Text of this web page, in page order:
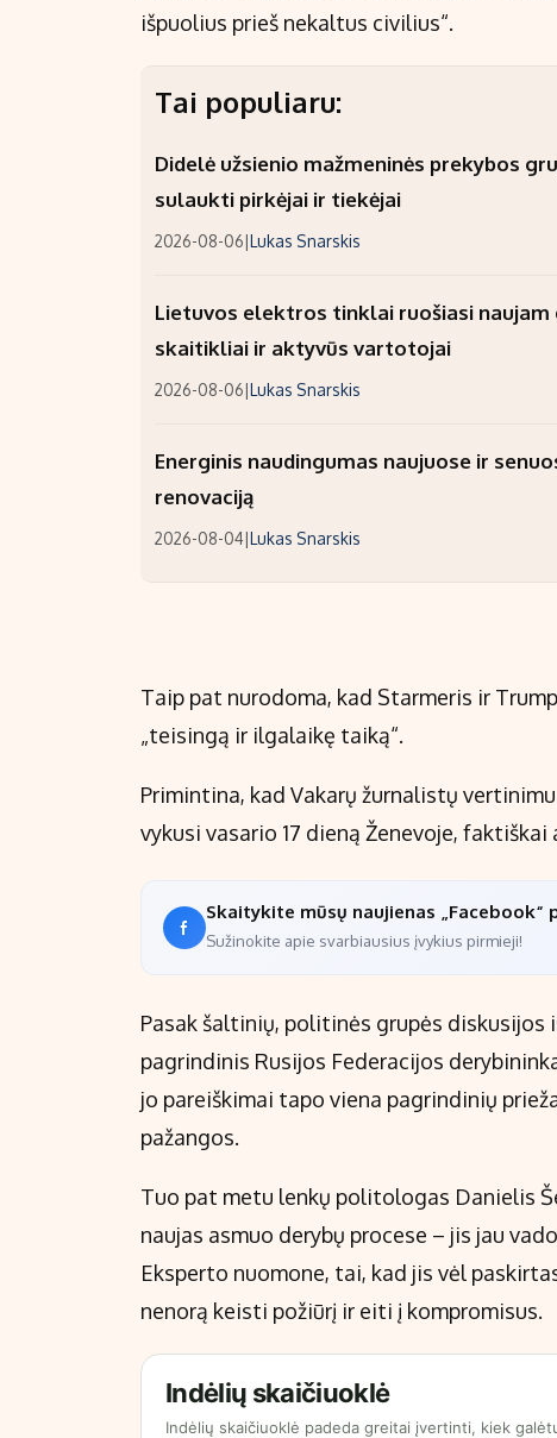
išpuolius prieš nekaltus civilius“.
Tai populiaru:
Didelė užsienio mažmeninės prekybos
sulaukti pirkėjai ir tiekėjai
2026-08-06|Lukas Snarskis
Lietuvos elektros tinklai ruošiasi
skaitikliai ir aktyvūs vartotojai
2026-08-06|Lukas Snarskis
Energinis naudingumas naujuose ir
renovaciją
2026-08-04|Lukas Snarskis
Taip pat nurodoma, kad Starmeris ir
„teisingą ir ilgalaikę taiką“.
Primintina, kad Vakarų žurnalistų
vykusi vasario 17 dieną Ženevoje,
Skaitykite mūsų naujienas „Facebook“
Sužinokite apie svarbiausius įvykius pirmieji!
Pasak šaltinių, politinės grupės
pagrindinis Rusijos Federacijos
jo pareiškimai tapo viena pagrindinių
pažangos.
Tuo pat metu lenkų politologas Danielis
naujas asmuo derybų procese – jis jau
Eksperto nuomone, tai, kad jis vėl
nenorą keisti požiūrį ir eiti į kompromisus.